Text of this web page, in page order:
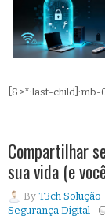
[&>*:last-child]:mb-
Compartilhar
sua vida (e
By T3ch Solução
Segurança Digital